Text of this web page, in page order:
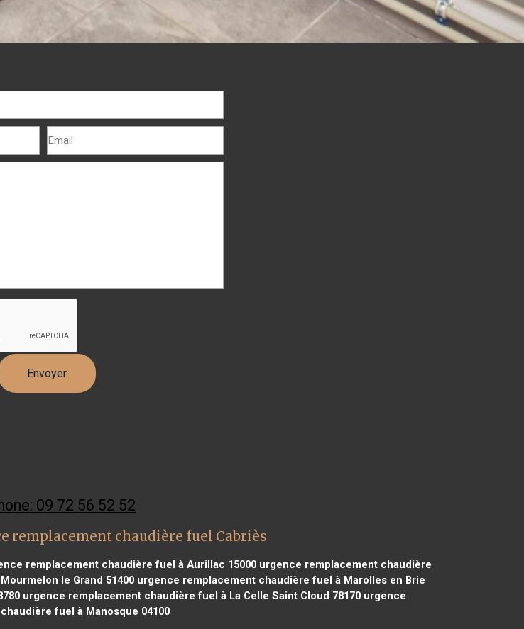
09 72 56 52 52
remplacement chaudière fuel Cabriès
remplacement chaudière fuel à Aurillac 15000urgence remplacement chaudière
le Grand 51400 urgence remplacement chaudière fuel à Marolles en Brie
urgence remplacement chaudière fuel à La Celle Saint Cloud 78170 urgence
fuel à Manosque 04100